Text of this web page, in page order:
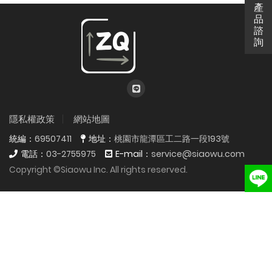
隱私權政策 網站地圖
統編： 69507411 地址： 桃園市龍潭區工二路一段193號
電話： 03-2755975 E-mail： service@siaowu.com
Copyright ©Siaowu Inc. All rights reserved.
產
產
品
諮
詢